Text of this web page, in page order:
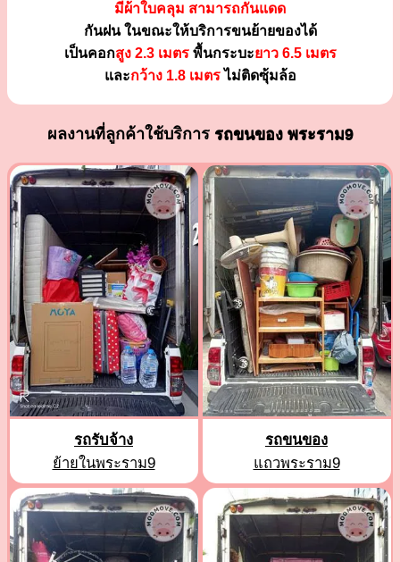
มีผ้าใบคลุม สามารถกันแดด
กันฝน ในขณะให้บริการขนย้ายของได้
เป็นคอกสูง 2.3 เมตรพื้นกระบะยาว 6.5 เมตร
และกว้าง 1.8 เมตรไม่ติดซุ้มล้อ
ผลงานที่ลูกค้าใช้บริการ รถขนของ พระราม9
รถรับจ้าง
ย้ายในพระราม9
รถขนของ
แถวพระราม9